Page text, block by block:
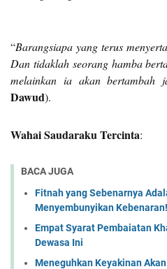
“Barangsiapa yang terus
Dan tidaklah seorang hamba
melainkan ia akan bertambah
Dawud).
Wahai Saudaraku Tercinta:
BACA JUGA
Fitnah yang Sebenarnya
Menyembunyikan Kebenaran!
Empat Syarat Pembaiatan
Dewasa Ini
Meneguhkan Keyakinan